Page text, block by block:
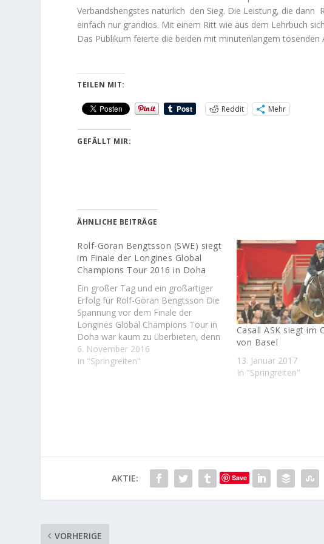
Verbandshengstes natürlich den Sieg. Die Leistung, die dann
einfach nur grandios. Mit einem Ritt wie aus dem Lehrbuch
Das Publikum feierte die beiden mit minutenlangem tosenden
TEILEN MIT:
Reddit Mehr
GEFÄLLT MIR:
ÄHNLICHE BEITRÄGE
Rolf-Göran Bengtsson (SWE) siegt
im Finale der Longines Global
Champions Tour 2016 in Doha
Ein großer Tag und ein großartiger
Erfolg für Rolf-Göran Bengtsson Die
Spannung vor dem Finale der
Longines Global Champions Tour in
Doha war kaum zu überbieten, denn
im Kampf um den Gesamtsieg lagen
Rolf-Göran-Bengtsson (SWE) und
6. November 2016
In "Springreiten"
Casall ASK siegt im
von Basel
13. Januar 2017
In "Springreiten"
AKTIE: Save
VORHERIGE